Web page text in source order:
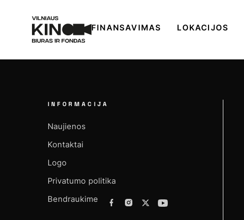
FINANSAVIMAS LOKACIJOS
INFORMACIJA
Naujienos
Kontaktai
Logo
Privatumo politika
Bendraukime